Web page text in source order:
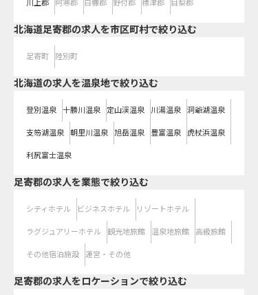
川上郡 阿寒郡 白糠郡 野付郡 標津郡 目梨郡
北海道足寄郡の求人を市区町村で絞り込む
足寄町 陸別町
北海道の求人を温泉地で絞り込む
登別温泉 十勝川温泉 定山渓温泉 川湯温泉 洞爺湖温泉
支笏湖温泉 朝里川温泉 旭岳温泉 豊富温泉 虎杖浜温泉
利尻富士温泉
足寄郡の求人を業態で絞り込む
シティホテル ビジネスホテル リゾートホテル
ラグジュアリーホテル 観光地旅館 温泉地旅館 高級旅館
その他宿泊施設 運営・その他
足寄郡の求人をロケーションで絞り込む